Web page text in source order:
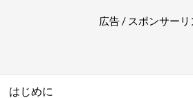
広告 / スポンサーリ
はじめに